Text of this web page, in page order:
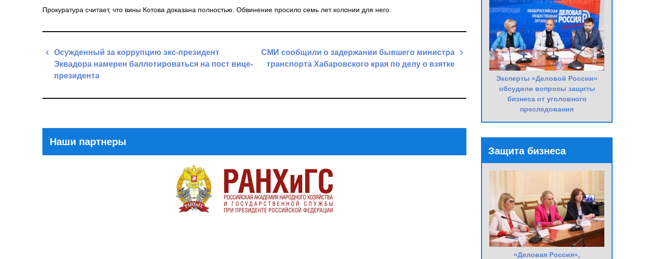
Прокуратура считает, что вины Котова доказана полностью. Обвинение просило семь лет колонии для него.
Навигация
по
записям
Осужденный за коррупцию экс-президент
Эквадора намерен баллотироваться на пост вице-
президента
СМИ сообщили о задержании бывшего министра
транспорта Хабаровского края по делу о взятке
Наши партнеры
Эксперты «Деловой России»
обсудили вопросы защиты
бизнеса от уголовного
преследования
Защита бизнеса
«Деловая Россия»,